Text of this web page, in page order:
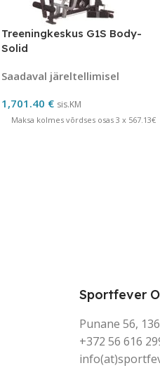
Treeningkeskus G1S Body-
Solid
Saadaval järeltellimisel
1,701.40 € sis.KM
Maksa kolmes võrdses osas 3 x 567.13€
Sportfever
Punane 56,
+372 56 616